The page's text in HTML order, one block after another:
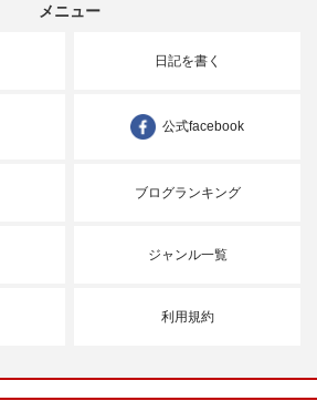
メニュー
日記を書く
公式facebook
ブログランキング
ジャンル一覧
利用規約